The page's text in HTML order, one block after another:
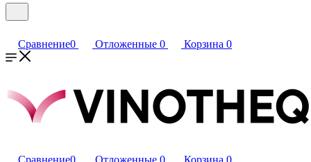
Сравнение0 Отложенные 0 Корзина 0
Сравнение0 Отложенные 0 Корзина 0